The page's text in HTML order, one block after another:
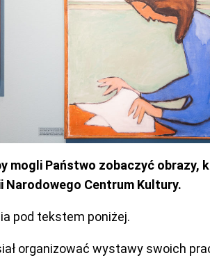
mogli Państwo zobaczyć
Narodowego Centrum Kultury.
pod tekstem poniżej.
organizować wystawy swoich